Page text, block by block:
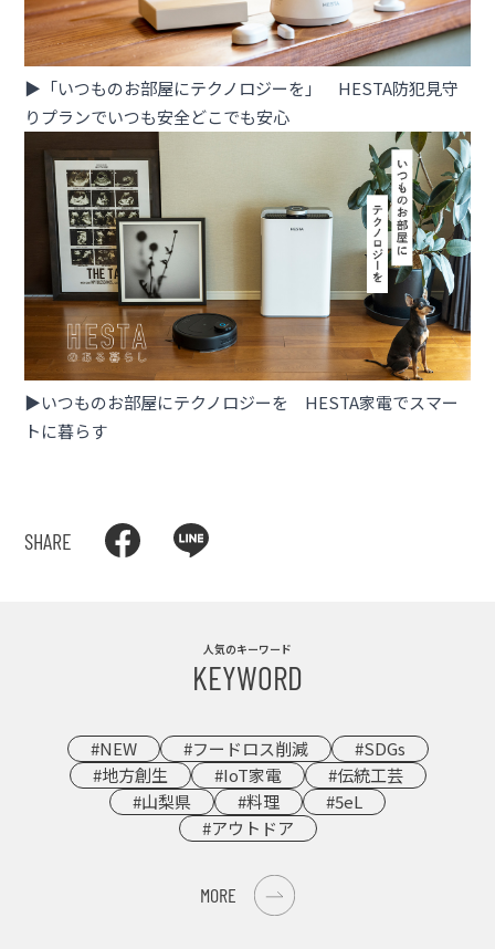
▶︎「いつものお部屋にテクノロジーを」 HESTA防犯見守
りプランでいつも安全どこでも安心
▶︎いつものお部屋にテクノロジーを HESTA家電でスマー
トに暮らす
SHARE
人気のキーワード
KEYWORD
#NEW #フードロス削減
#SDGs
#地方創生
#IoT家電
#伝統工芸
#山梨県
#料理
#5eL
#アウトドア
MORE